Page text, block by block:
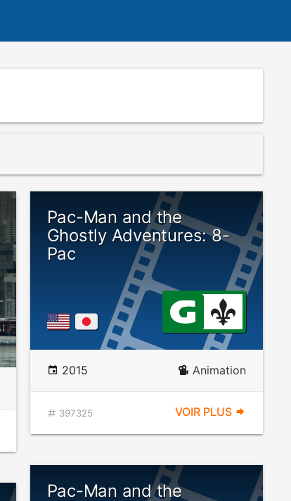
Pac-Man and the
Ghostly Adventures: 8-
Pac
2015 Animation
397325 VOIR PLUS
Pac-Man and the